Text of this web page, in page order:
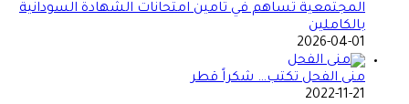
المجتمعية تساهم في تامين امتحانات الشهادة السودانية
بالكاملين
2026-04-01
منى الفحل تكتب… شكراً قطر
2022-11-21